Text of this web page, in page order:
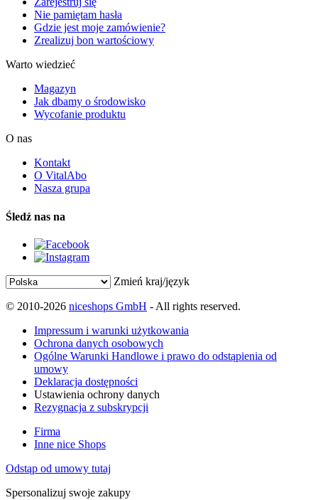
Nie pamiętam hasła
Gdzie jest moje zamówienie?
Zrealizuj bon wartościowy
Warto wiedzieć
Magazyn
Jak dbamy o środowisko
Wycofanie produktu
O nas
Kontakt
O VitalAbo
Nasza grupa
Śledź nas na
Zmień kraj/język
© 2010-2026 niceshops GmbH - All rights reserved.
Impressum i warunki użytkowania
Ochrona danych osobowych
Ogólne Warunki Handlowe i prawo do odstąpienia od
umowy
Deklaracja dostępności
Ustawienia ochrony danych
Rezygnacja z subskrypcji
Firma
Inne nice Shops
Odstąp od umowy tutaj
Spersonalizuj swoje zakupy